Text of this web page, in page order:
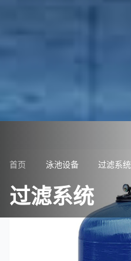
首页 泳池设备 过滤系统
过滤系统